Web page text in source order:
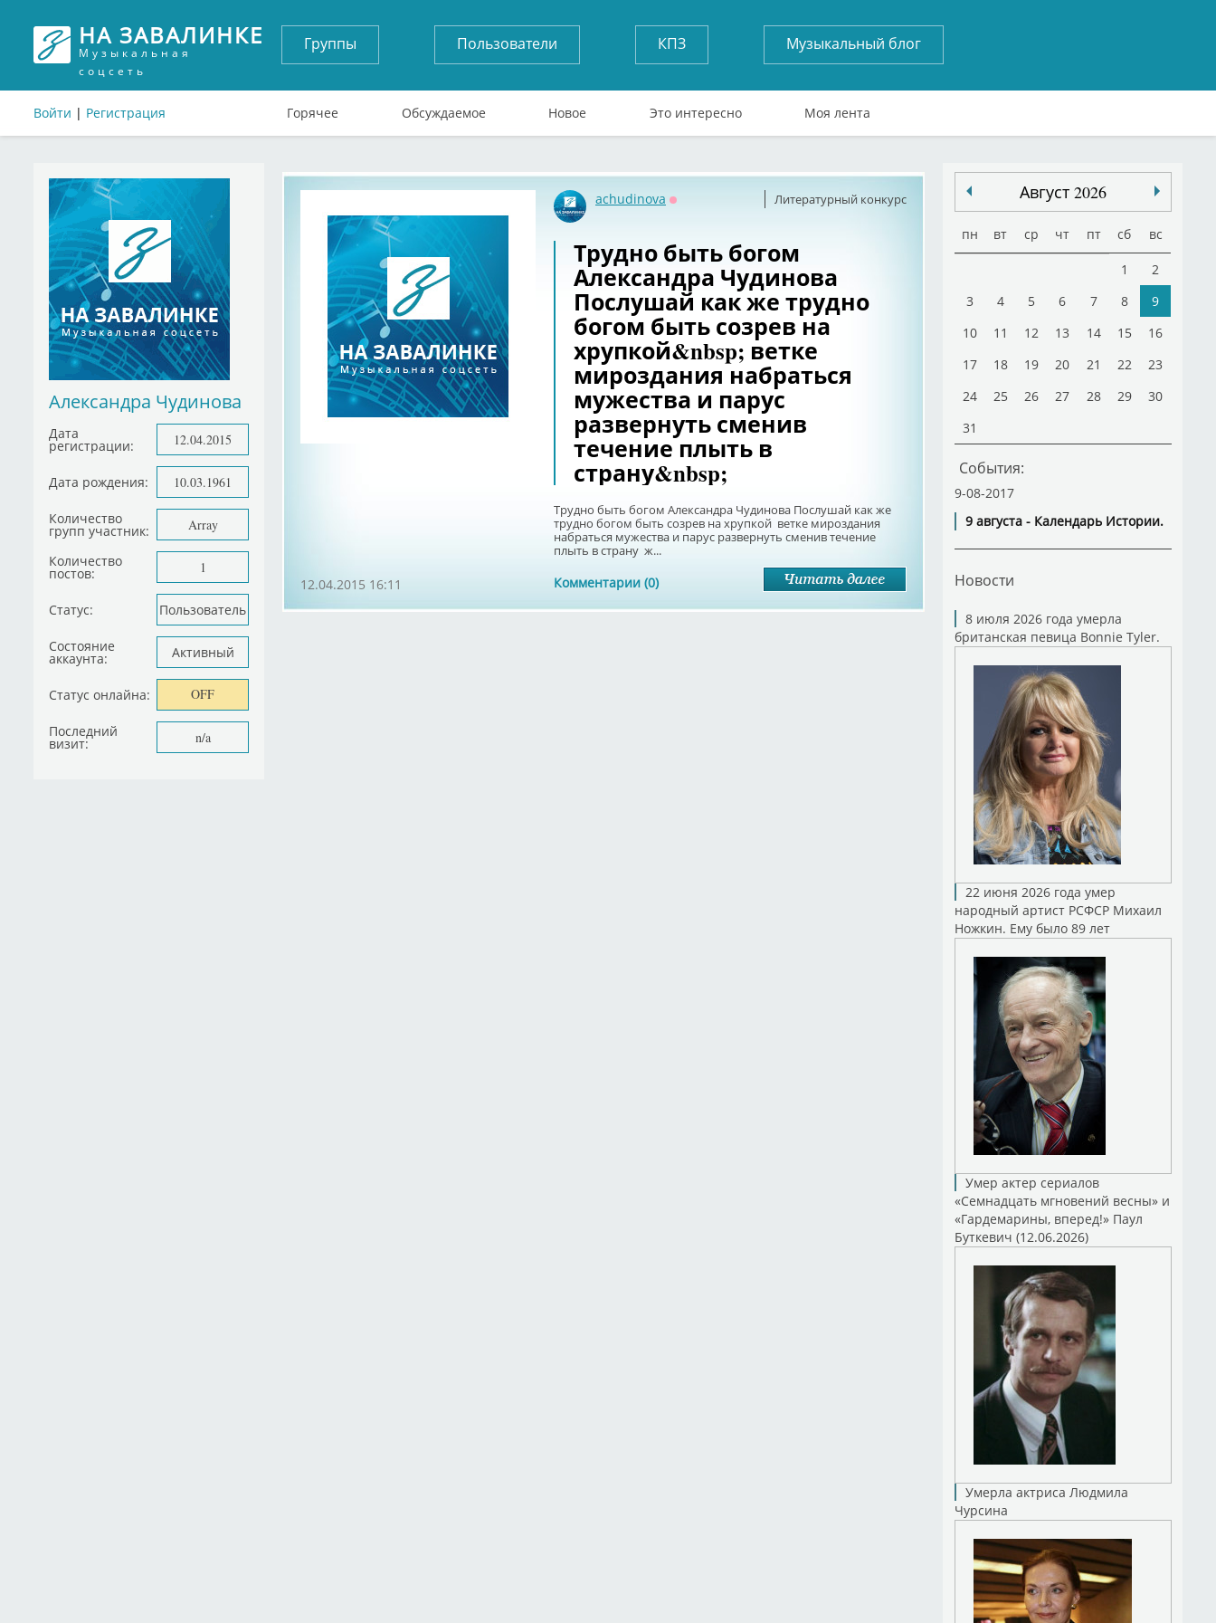
НА ЗАВАЛИНКЕ
Музыкальная
соцсеть
Войти | Регистрация
Группы Пользователи КПЗ Музыкальный блог
Горячее Обсуждаемое Новое Это интересно Моя лента
Александра Чудинова
Дата
регистрации: 12.04.2015
Дата рождения: 10.03.1961
Количество
групп участник: Array
Количество
постов: 1
Статус: Пользователь
Состояние
аккаунта: Активный
Статус онлайна: OFF
Последний
визит: n/a
Литературный конкурс
achudinova
Трудно быть богом
Александра Чудинова
Послушай как же трудно
богом быть созрев на
хрупкой&nbsp; ветке
мироздания набраться
мужества и парус
развернуть сменив
течение плыть в
страну&nbsp;
Трудно быть богом Александра Чудинова Послушай как же
трудно богом быть созрев на хрупкой ветке мироздания
набраться мужества и парус развернуть сменив течение
плыть в страну ж...
Комментарии (0)
12.04.2015 16:11
Август 2026
пн вт ср чт пт сб вс
1
2
3
4 5 6 7 8
9
10
11 12 13 14 15
16
17
18 19 20 21 22
23
24
25 26 27 28 29
30
31
События:
9-08-2017
9 августа - Календарь Истории.
Новости
8 июля 2026 года умерла
британская певица Bonnie Tyler.
22 июня 2026 года умер
народный артист РСФСР Михаил
Ножкин. Ему было 89 лет
Умер актер сериалов
«Семнадцать мгновений весны» и
«Гардемарины, вперед!» Паул
Буткевич (12.06.2026)
Умерла актриса Людмила
Чурсина